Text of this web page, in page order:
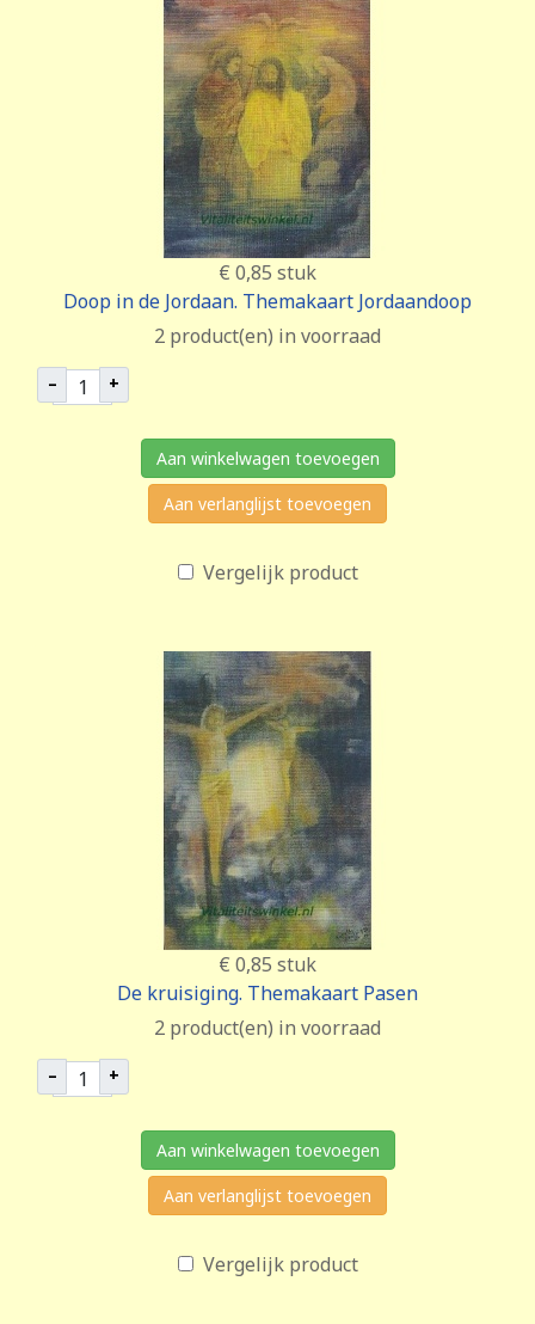
€ 0,85 stuk
Doop in de Jordaan. Themakaart Jordaandoop
2 product(en) in voorraad
– +
Aan winkelwagen toevoegen
Aan verlanglijst toevoegen
Vergelijk product
€ 0,85 stuk
De kruisiging. Themakaart Pasen
2 product(en) in voorraad
– +
Aan winkelwagen toevoegen
Aan verlanglijst toevoegen
Vergelijk product